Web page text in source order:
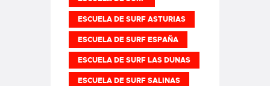
ESCUELA DE SURF ASTURIAS
ESCUELA DE SURF ESPAÑA
ESCUELA DE SURF LAS DUNAS
ESCUELA DE SURF SALINAS